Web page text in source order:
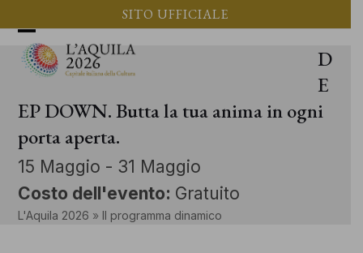
al
contenuto
SITO UFFICIALE
Apri
menu
mobile
Chiudi
menu
mobile
D
E
EP DOWN. Butta la tua anima in ogni
porta aperta.
15 Maggio - 31 Maggio
Costo dell'evento: Gratuito
L'Aquila 2026 » Il programma dinamico